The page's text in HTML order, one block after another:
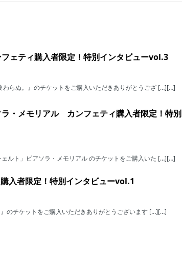
ェティ購入者限定！特別インタビューvol.3
らぬ。』のチケットをご購入いただきありがとうござ […][…]
ラ・メモリアル カンフェティ購入者限定！特別
ルト」ピアソラ・メモリアル のチケットをご購入いた […][…]
入者限定！特別インタビューvol.1
のチケットをご購入いただきありがとうございます […][…]